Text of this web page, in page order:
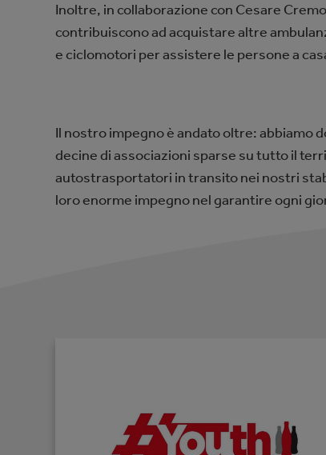
Inoltre, in collaborazione con Cesare
contribuiscono ad acquistare altre
e ciclomotori per assistere le persone a
Il nostro impegno è andato oltre: abbiamo
decine di associazioni sparse su tutto il
autostrasportatori in transito nei nostri
loro enorme impegno nel garantire ogni